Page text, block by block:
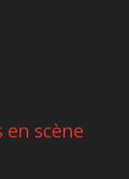
scène